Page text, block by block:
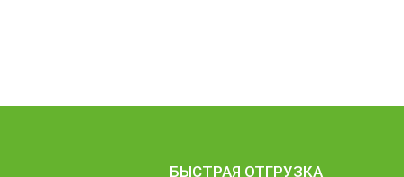
БЫСТРАЯ ОТГРУЗКА